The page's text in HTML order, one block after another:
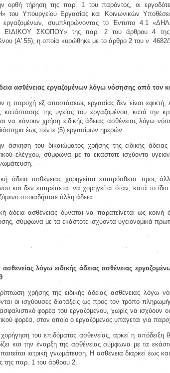
ορθή τήρηση της παρ. 1 του παρόντος, οι
του Υπουργείου Εργασίας και Κοινωνικών
εργαζομένων, συμπληρώνοντας το Έντυπο 4.1
ΣΚΟΠΟΥ» της παρ. 2 του άρθρου 4 της
(Α' 55), η οποία κυρώθηκε με το άρθρο 2 του ν.
ασθένειας εργαζομένων λόγω νόσησης από τον
η παροχή εξ αποστάσεως εργασίας δεν είναι εφικτή,
κατάστασης της υγείας του εργαζομένου, κατά την
να κάνουν χρήση ειδικής άδειας ασθένειας λόγω
έως πέντε (5) εργασίμων ημερών.
άσκηση του δικαιώματος χρήσης της ειδικής
ελέγχου, σύμφωνα με τα εκάστοτε ισχύοντα
άδεια ασθένειας χορηγείται επιπρόσθετα προς
και δεν επιτρέπεται να χορηγείται όταν, κατά το
οποιαδήποτε άλλη άδεια.
άδεια ασθένειας δύναται να παρατείνεται ως κοινή
σύμφωνα με τα εκάστοτε ισχύοντα υγειονομικά
ασθενείας λόγω ειδικής άδειας ασθένειας
χρήσης της ειδικής άδειας ασθένειας λόγω
οι ισχύουσες διατάξεις ως προς τον τρόπο
φορέα του εργαζόμενου, χωρίς να ισχύουν
φορέα, στον οποίο ο εργαζόμενος υπάγεται για
του επιδόματος ασθενείας, αρκεί η απόδειξη
και την έναρξη της ασθένειας σύμφωνα με τα
ιατρική γνωμάτευση. Η ασθένεια διαρκεί έως
της παρ. 1 του άρθρου 2.